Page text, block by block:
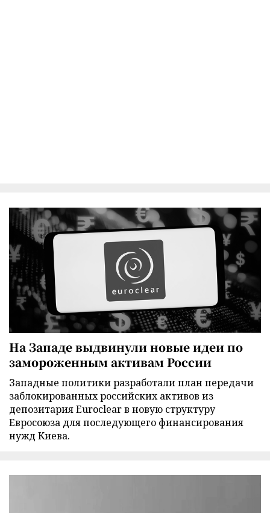
На Западе выдвинули новые идеи по
замороженным активам России
Западные политики разработали план передачи
заблокированных российских активов из
депозитария Euroclear в новую структуру
Евросоюза для последующего финансирования
нужд Киева.